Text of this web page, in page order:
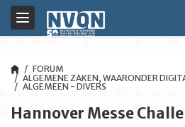
Toggle
navigation
FORUM
ALGEMENE ZAKEN, WAARONDER
ALGEMEEN - DIVERS
Hannover Messe